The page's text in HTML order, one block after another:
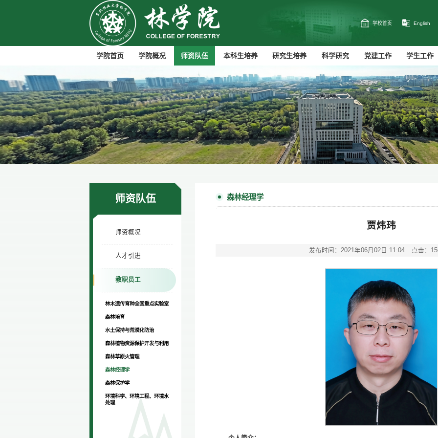
学校首页 English
学院首页 学院概况 师资队伍 本科生培养 研究生培养 科学研究 党建工作 学生工作
师资队伍
师资概况
人才引进
教职员工
林木遗传育种全国重点实验室
森林培育
水土保持与荒漠化防治
森林植物资源保护开发与利用
森林草原火管理
森林经理学
森林保护学
环境科学、环境工程、环境水
处理
森林经理学
贾炜玮
发布时间：2021年06月02日 11:04 点击：